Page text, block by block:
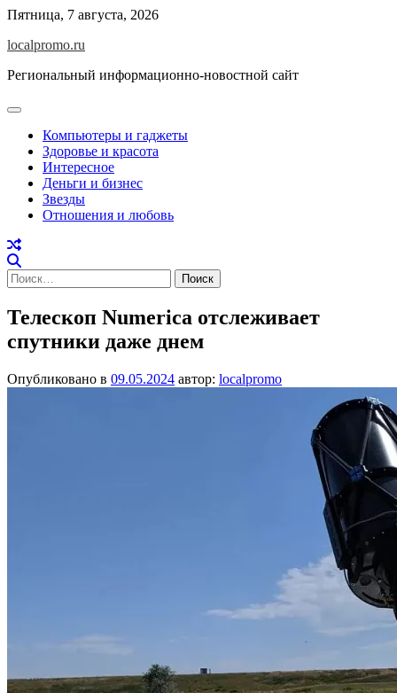
Перейти
содержимому
Пятница, 7 августа, 2026
localpromo.ru
Региональный информационно-новостной сайт
Компьютеры и гаджеты
Здоровье и красота
Интересное
Деньги и бизнес
Звезды
Отношения и любовь
Найти:
Телескоп Numerica отслеживает
спутники даже днем
Опубликовано в 09.05.2024 автор: localpromo